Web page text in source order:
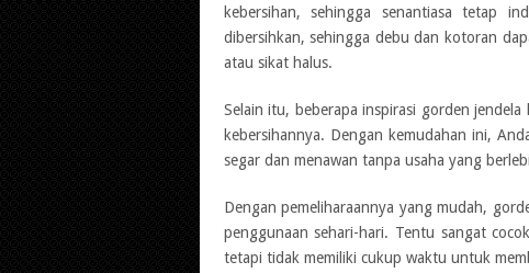
kebersihan, sehingga senantiasa tetap
dibersihkan, sehingga debu dan kotoran
atau sikat halus.
Selain itu, beberapa inspirasi gorden
kebersihannya. Dengan kemudahan ini,
segar dan menawan tanpa usaha yang
Dengan pemeliharaannya yang mudah,
penggunaan sehari-hari. Tentu sangat
tetapi tidak memiliki cukup waktu untuk